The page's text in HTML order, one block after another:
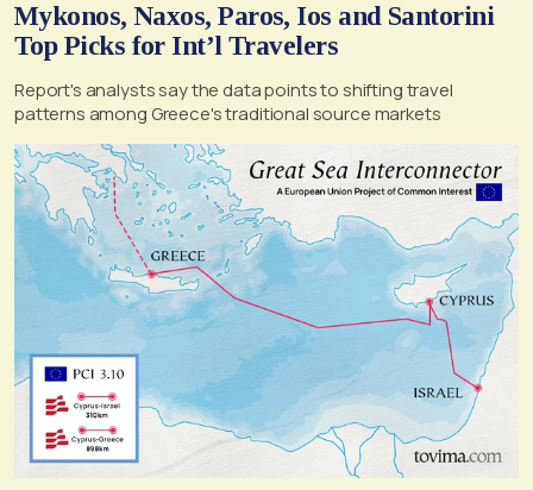
Mykonos, Naxos, Paros, Ios and Santorini
Top Picks for Int’l Travelers
Report's analysts say the data points to shifting travel
patterns among Greece's traditional source markets